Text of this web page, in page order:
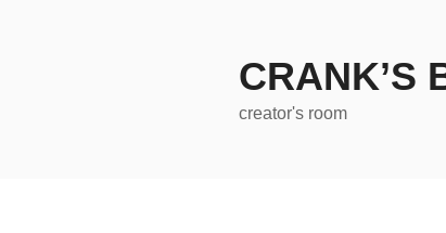
CRANK’S
creator's room